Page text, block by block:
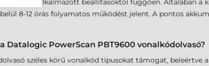
és az alkalmazott beállításoktól függően. Általában a
8-12 órás folyamatos működést jelent. A pontos
PowerScan PBT9600 vonalkódolvasó?
széles körű vonalkód típusokat támogat, beleértve